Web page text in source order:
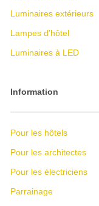
Luminaires extérieurs
Lampes d'hôtel
Luminaires à LED
Information
Pour les hôtels
Pour les architectes
Pour les électriciens
Parrainage